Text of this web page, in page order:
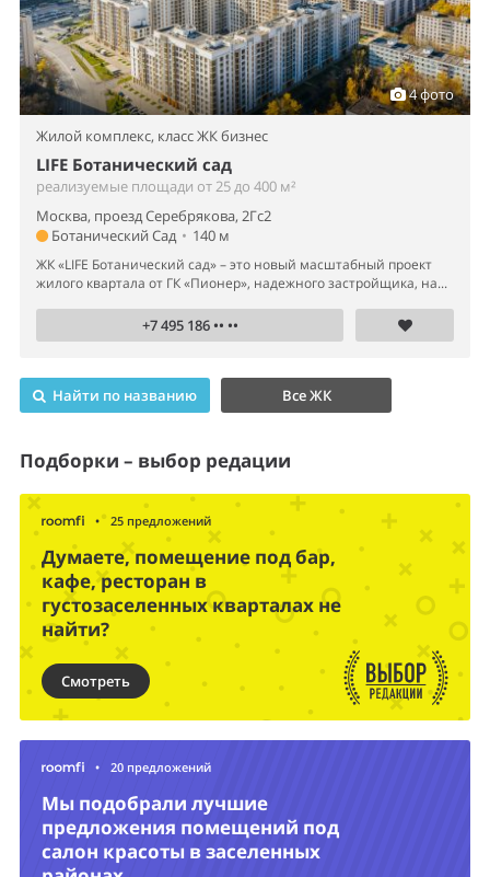
4 фото
Жилой комплекс, класс ЖК бизнес
LIFE Ботанический сад
реализуемые площади от 25 до 400 м²
Москва, проезд Серебрякова, 2Гс2
Ботанический Сад • 140 м
ЖК «LIFE Ботанический сад» – это новый масштабный проект
жилого квартала от ГК «Пионер», надежного застройщика, на...
+7 495 186 •• ••
Найти по названию Все ЖК
Подборки – выбор редации
• 25 предложений
Думаете, помещение под бар,
кафе, ресторан в
густозаселенных кварталах не
найти?
Смотреть
• 20 предложений
Мы подобрали лучшие
предложения помещений под
салон красоты в заселенных